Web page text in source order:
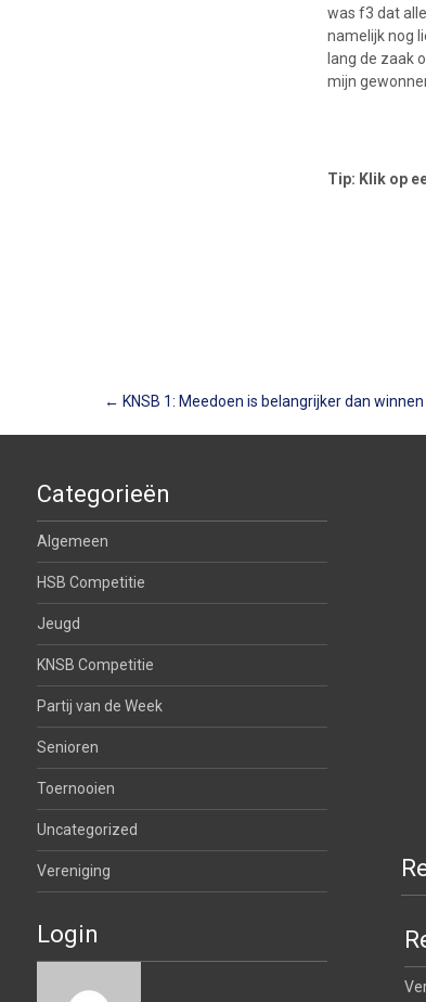
was f3 dat
namelijk nog
lang de zaak
mijn
Tip: Klik op
← KNSB 1: Meedoen is belangrijker dan winnen
Categorieën
Algemeen
HSB Competitie
Jeugd
KNSB Competitie
Partij van de Week
Senioren
Toernooien
Uncategorized
Vereniging
Login